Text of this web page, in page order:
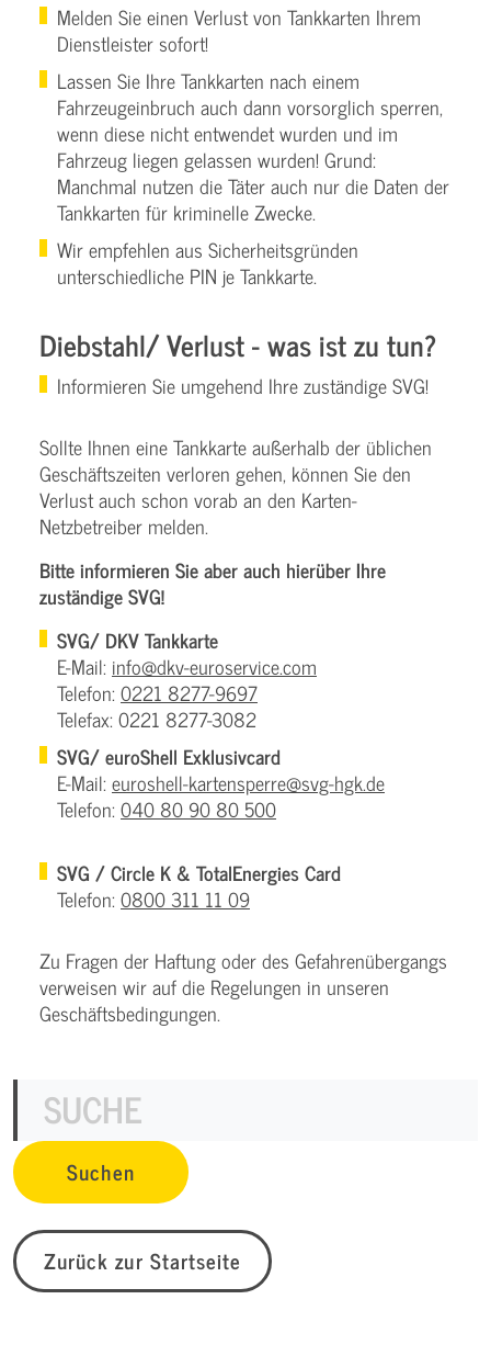
Melden Sie einen Verlust von Tankkarten Ihrem
Dienstleister sofort!
Lassen Sie Ihre Tankkarten nach einem
Fahrzeugeinbruch auch dann vorsorglich sperren,
wenn diese nicht entwendet wurden und im
Fahrzeug liegen gelassen wurden! Grund:
Manchmal nutzen die Täter auch nur die Daten der
Tankkarten für kriminelle Zwecke.
Wir empfehlen aus Sicherheitsgründen
unterschiedliche PIN je Tankkarte.
Diebstahl/ Verlust - was ist zu tun?
Informieren Sie umgehend Ihre zuständige SVG!
Sollte Ihnen eine Tankkarte außerhalb der üblichen
Geschäftszeiten verloren gehen, können Sie den
Verlust auch schon vorab an den Karten-
Netzbetreiber melden.
Bitte informieren Sie aber auch hierüber Ihre
zuständige SVG!
SVG/ DKV Tankkarte
E-Mail: info@dkv-euroservice.com
Telefon: 0221 8277-9697
Telefax: 0221 8277-3082
SVG/ euroShell Exklusivcard
E-Mail: euroshell-kartensperre@svg-hgk.de
Telefon: 040 80 90 80 500
SVG / Circle K & TotalEnergies Card
Telefon: 0800 311 11 09
Zu Fragen der Haftung oder des Gefahrenübergangs
verweisen wir auf die Regelungen in unseren
Geschäftsbedingungen.
Zurück zur Startseite